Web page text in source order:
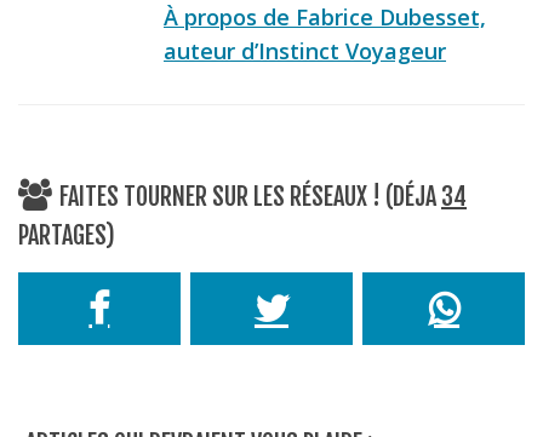
À propos de Fabrice Dubesset,
auteur d’Instinct Voyageur
FAITES TOURNER SUR LES RÉSEAUX ! (DÉJA 34
PARTAGES)